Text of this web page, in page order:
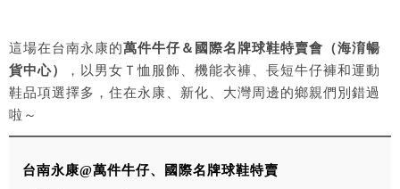
這場在台南永康的萬件牛仔＆國際名牌球鞋特賣會（海淯暢
貨中心）
，以男女Ｔ恤服飾、機能衣褲、長短牛仔褲和運動
鞋品項選擇多，住在永康、新化、大灣周邊的鄉親們別錯過
啦～
台南永康@萬件牛仔、國際名牌球鞋特賣